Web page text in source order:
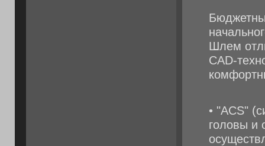
Шлем
CAD-
• "ACS"
головы и